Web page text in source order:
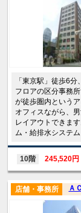
「東京駅」徒歩6
フロアの区分事務
が徒歩圏内という
オフィスながら、
レイアウトできま
ム・給排水システ
10階 245,520円
Ａ
店舗・事務所